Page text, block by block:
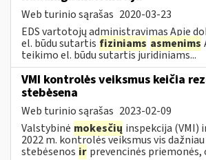
Web turinio sąrašas 2020-03-23
EDS vartotojų administravimas Apie
el. būdu sutartis fiziniams asmenims
teikimo el. būdu sutartis juridiniams...
VMI kontrolės veiksmus keičia
stebėsena
Web turinio sąrašas 2023-02-09
Valstybinė mokesčių inspekcija (VMI)
2022 m. kontrolės veiksmus vis
stebėsenos ir prevencinės priemonės,